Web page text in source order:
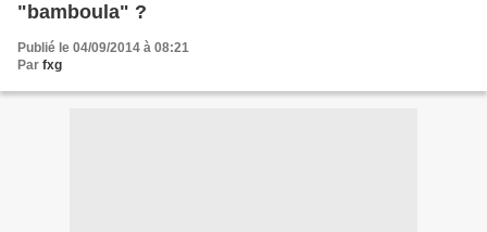
"bamboula" ?
Publié le 04/09/2014 à 08:21
Par fxg